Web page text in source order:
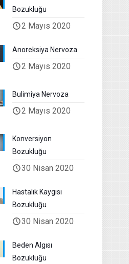
Bozukluğu
2 Mayıs 2020
Anoreksiya Nervoza
2 Mayıs 2020
Bulimiya Nervoza
2 Mayıs 2020
Konversiyon
Bozukluğu
30 Nisan 2020
Hastalık Kaygısı
Bozukluğu
30 Nisan 2020
Beden Algısı
Bozukluğu